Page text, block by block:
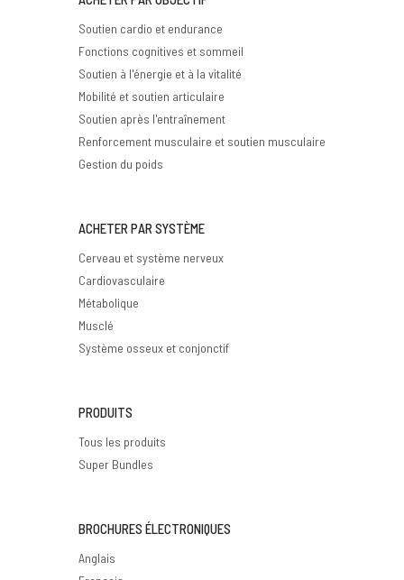
Soutien cardio et endurance
Fonctions cognitives et sommeil
Soutien à l'énergie et à la vitalité
Mobilité et soutien articulaire
Soutien après l'entraînement
Renforcement musculaire et soutien musculaire
Gestion du poids
ACHETER PAR SYSTÈME
Cerveau et système nerveux
Cardiovasculaire
Métabolique
Musclé
Système osseux et conjonctif
PRODUITS
Tous les produits
Super Bundles
BROCHURES ÉLECTRONIQUES
Anglais